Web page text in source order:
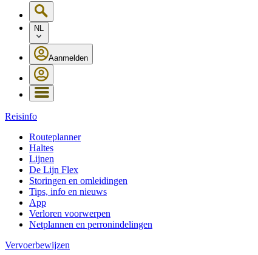
NL
Aanmelden
Reisinfo
Routeplanner
Haltes
Lijnen
De Lijn Flex
Storingen en omleidingen
Tips, info en nieuws
App
Verloren voorwerpen
Netplannen en perronindelingen
Vervoerbewijzen